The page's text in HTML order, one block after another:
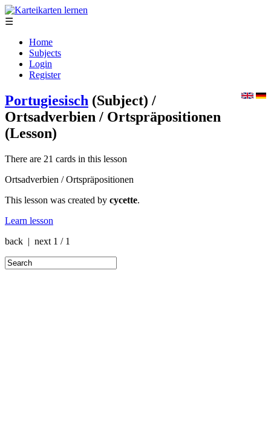
☰
Home
Subjects
Login
Register
Portugiesisch (Subject) /
Ortsadverbien / Ortspräpositionen
(Lesson)
There are 21 cards in this lesson
Ortsadverbien / Ortspräpositionen
This lesson was created by cycette.
Learn lesson
back | next 1 / 1